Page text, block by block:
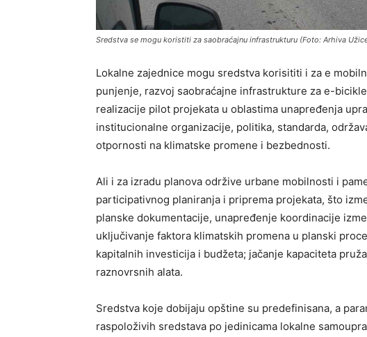
Sredstva se mogu koristiti za saobraćajnu infrastrukturu (Foto: Arhiva
Lokalne zajednice mogu sredstva korisititi i za e
punjenje, razvoj saobraćajne infrastrukture za e-
realizacije pilot projekata u oblastima unapređenja
institucionalne organizacije, politika, standarda,
otpornosti na klimatske promene i bezbednosti.
Ali i za izradu planova održive urbane mobilnosti i
participativnog planiranja i priprema projekata, što
planske dokumentacije, unapređenje koordinacije
uključivanje faktora klimatskih promena u planski
kapitalnih investicija i budžeta; jačanje kapaciteta
raznovrsnih alata.
Sredstva koje dobijaju opštine su predefinisana, a
raspoloživih sredstava po jedinicama lokalne